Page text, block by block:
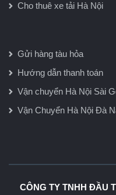
Cho thuê xe tải Hà Nội
Gửi hàng tàu hỏa
Hướng dẫn thanh toán
Vận chuyển Hà Nội Sài
Vận Chuyển Hà Nội Đà
CÔNG TY TNHH ĐẦU